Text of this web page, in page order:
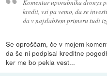
Komentar uporabnika dronyx
kredit, vsi pa vemo, da se
da v najslabšem primeru tudi
Se oproščam, če v mojem
da še ni podpisal kreditne
ker me bo pekla vest...